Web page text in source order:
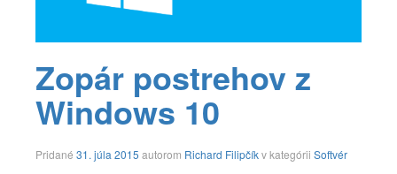
Zopár postrehov z
Windows 10
Pridané 31. júla 2015 9.
autorom Richard Filipčíkv kategórii Softvér